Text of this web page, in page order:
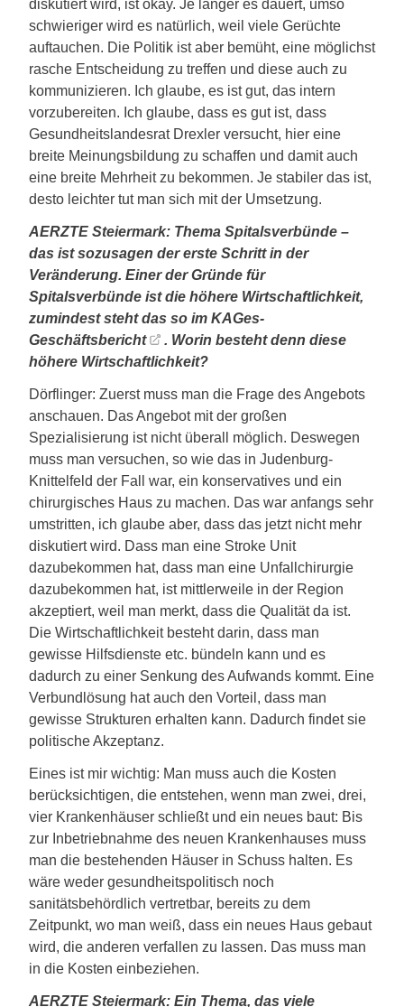
diskutiert wird, ist okay. Je länger es dauert, umso
schwieriger wird es natürlich, weil viele Gerüchte
auftauchen. Die Politik ist aber bemüht, eine möglichst
rasche Entscheidung zu treffen und diese auch zu
kommunizieren. Ich glaube, es ist gut, das intern
vorzubereiten. Ich glaube, dass es gut ist, dass
Gesundheitslandesrat Drexler versucht, hier eine
breite Meinungsbildung zu schaffen und damit auch
eine breite Mehrheit zu bekommen. Je stabiler das ist,
desto leichter tut man sich mit der Umsetzung.
AERZTE Steiermark: Thema Spitalsverbünde –
das ist sozusagen der erste Schritt in der
Veränderung. Einer der Gründe für
Spitalsverbünde ist die höhere Wirtschaftlichkeit,
zumindest steht das so im KAGes-
Geschäftsbericht
. Worin besteht denn diese
höhere Wirtschaftlichkeit?
Dörflinger: Zuerst muss man die Frage des Angebots
anschauen. Das Angebot mit der großen
Spezialisierung ist nicht überall möglich. Deswegen
muss man versuchen, so wie das in Judenburg-
Knittelfeld der Fall war, ein konservatives und ein
chirurgisches Haus zu machen. Das war anfangs sehr
umstritten, ich glaube aber, dass das jetzt nicht mehr
diskutiert wird. Dass man eine Stroke Unit
dazubekommen hat, dass man eine Unfallchirurgie
dazubekommen hat, ist mittlerweile in der Region
akzeptiert, weil man merkt, dass die Qualität da ist.
Die Wirtschaftlichkeit besteht darin, dass man
gewisse Hilfsdienste etc. bündeln kann und es
dadurch zu einer Senkung des Aufwands kommt. Eine
Verbundlösung hat auch den Vorteil, dass man
gewisse Strukturen erhalten kann. Dadurch findet sie
politische Akzeptanz.
Eines ist mir wichtig: Man muss auch die Kosten
berücksichtigen, die entstehen, wenn man zwei, drei,
vier Krankenhäuser schließt und ein neues baut: Bis
zur Inbetriebnahme des neuen Krankenhauses muss
man die bestehenden Häuser in Schuss halten. Es
wäre weder gesundheitspolitisch noch
sanitätsbehördlich vertretbar, bereits zu dem
Zeitpunkt, wo man weiß, dass ein neues Haus gebaut
wird, die anderen verfallen zu lassen. Das muss man
in die Kosten einbeziehen.
AERZTE Steiermark: Ein Thema, das viele